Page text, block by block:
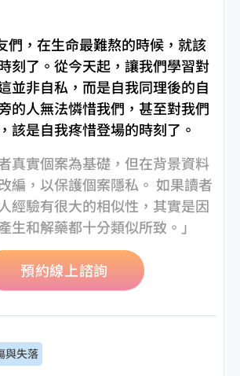
，在生命最難熬的時候，就該
刻了。從今天起，讓我們學習對
並非自私，而是自我同理後的自
的人無法憐惜我們，甚至對我們
該是自我疼惜登場的時刻了。
真實個案為基礎，但在背景資料
編，以保護個案隱私。 如果讀者
經驗有很大的相似性，其實是因
生和解藥都十分類似所致。」
預約線上諮詢
與失落